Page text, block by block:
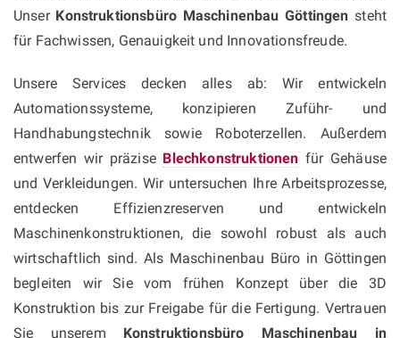
Unser Konstruktionsbüro Maschinenbau Göttingen steht
für Fachwissen, Genauigkeit und Innovationsfreude.
Unsere Services decken alles ab: Wir entwickeln
Automationssysteme, konzipieren Zuführ- und
Handhabungstechnik sowie Roboterzellen. Außerdem
entwerfen wir präzise Blechkonstruktionen für Gehäuse
und Verkleidungen. Wir untersuchen Ihre Arbeitsprozesse,
entdecken Effizienzreserven und entwickeln
Maschinenkonstruktionen, die sowohl robust als auch
wirtschaftlich sind. Als Maschinenbau Büro in Göttingen
begleiten wir Sie vom frühen Konzept über die 3D
Konstruktion bis zur Freigabe für die Fertigung. Vertrauen
Sie unserem Konstruktionsbüro Maschinenbau in